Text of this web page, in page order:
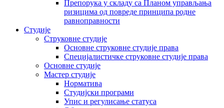
Препорука у складу са Планом управљања
ризицима од повреде принципа родне
равноправности
Студије
Струковне студије
Основне струковне студије права
Специјалистичке струковне студије права
Основне студије
Мастер студије
Норматива
Студијски програми
Упис и регулисање статуса